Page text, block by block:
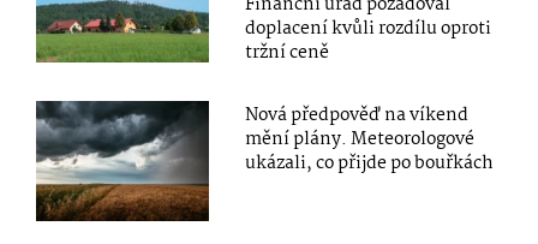
doplacení kvůli rozdílu oproti
tržní ceně
Nová předpověď na víkend
mění plány. Meteorologové
ukázali, co přijde po bouřkách